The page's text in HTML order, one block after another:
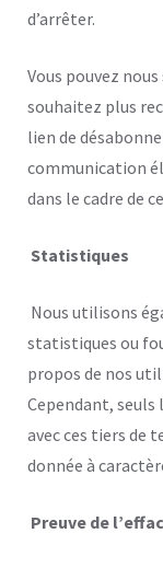
d’arrêter.
Vous pouvez
souhaitez plus
lien de
communication
dans le cadre de
Statistiques
Nous utilisons
statistiques ou
propos de nos
Cependant,
avec ces tiers de
donnée à
Preuve de